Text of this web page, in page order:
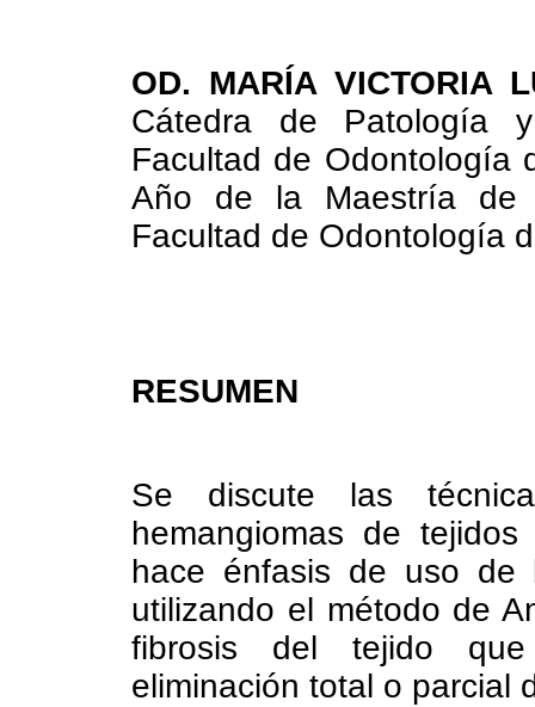
OD. MARÍA VICTORIA
Cátedra de Patología
Facultad de Odontología
Año de la Maestría de
Facultad de
RESUMEN
Se discute las
hemangiomas de
hace énfasis de uso de
utilizando el método de
fibrosis del tejido
eliminación total o parcial